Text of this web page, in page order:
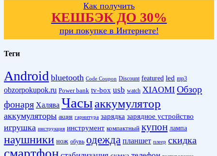
Как получить
КЕШБЭК ДО 30%
при покупке в Интернете!
Теги
Android bluetooth Code Coupon Discount featured led mp3
obzorpokupok.ru Power bank tv-box usb watch XIAOMI Обзор
фонаря Халява Часыаккумулятор
аккумуляторы акция гарнитура зарядка зарядное устройство
игрушка инструкция инструмент компактный купон лампа
наушники нож обувь одежда планшет плеер скидка